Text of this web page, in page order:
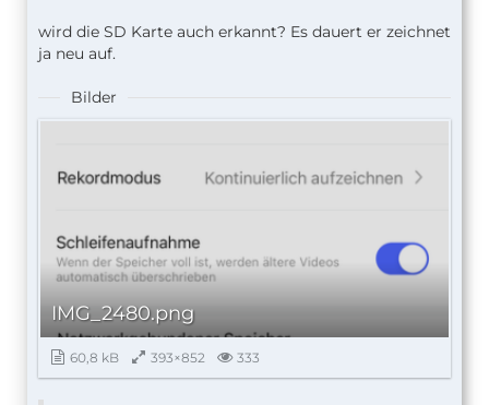
wird die SD Karte auch erkannt? Es dauert er zeichnet
ja neu auf.
Bilder
IMG_2480.png
60,8 kB 393×852 333